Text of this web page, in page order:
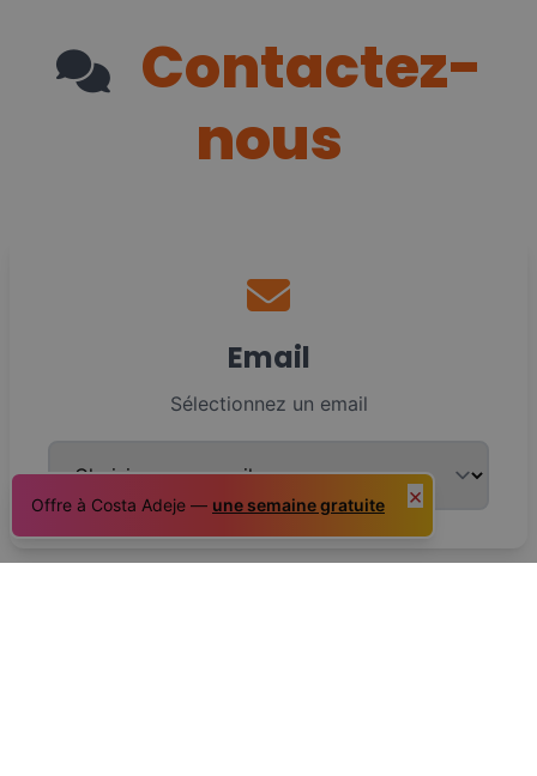
Contactez-
nous
Email
Sélectionnez un email
×
Offre à Costa Adeje — une semaine gratuite